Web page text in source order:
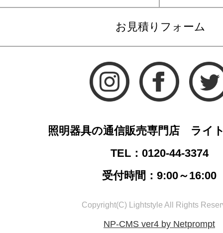
お見積りフォーム
照明器具の通信販売専門店 ライ
TEL：0120-44-3374
受付時間：9:00～16:00
Copyright(C) Lightstyle All Rights
NP-CMS ver4 by Netprompt